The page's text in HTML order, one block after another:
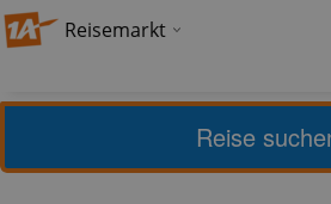
Reisemarkt
Griechenland
Reise